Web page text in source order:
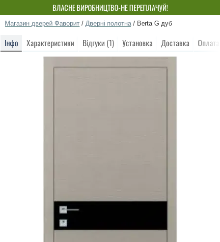
ВЛАСНЕ ВИРОБНИЦТВО-НЕ ПЕРЕПЛАЧУЙ!
Магазин дверей Фаворит / Дверні полотна / Berta G дуб
Інфо Характеристики Відгуки (1) Установка Доставка Оплата